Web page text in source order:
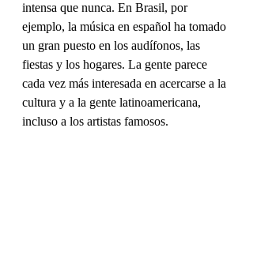
intensa que nunca. En Brasil, por
ejemplo, la música en español ha tomado
un gran puesto en los audífonos, las
fiestas y los hogares. La gente parece
cada vez más interesada en acercarse a la
cultura y a la gente latinoamericana,
incluso a los artistas famosos.